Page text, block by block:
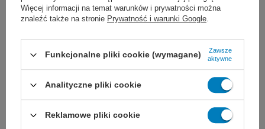
REF 491917
Rodzaj produktu Myjki / czepki
Zobacz podobne:
Więcej informacji na temat warunków i prywatności można
znaleźć także na stronie Prywatność i warunki Google.
Funkcjonalne pliki cookie (wymagane)
Zawsze
aktywne
Analityczne pliki cookie
Reklamowe pliki cookie